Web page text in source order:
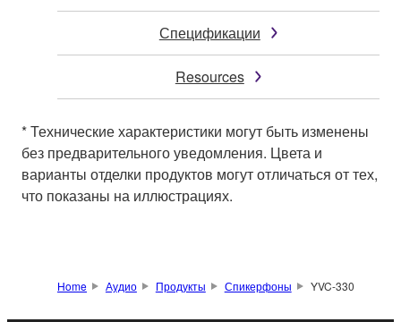
Спецификации
Resources
* Технические характеристики могут быть изменены
без предварительного уведомления. Цвета и
варианты отделки продуктов могут отличаться от тех,
что показаны на иллюстрациях.
Home Аудио Продукты Спикерфоны YVC-330